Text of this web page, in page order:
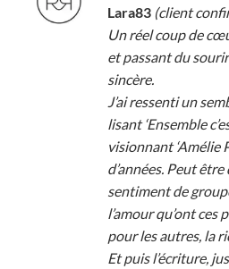
Note5sur
5
Lara83 (client
Un réel coup de
et passant du
sincère.
J’ai ressenti un
lisant ‘Ensemble
visionnant ‘Amélie
d’années. Peut
sentiment de
l’amour qu’ont ces
pour les autres, la
Et puis l’écriture,